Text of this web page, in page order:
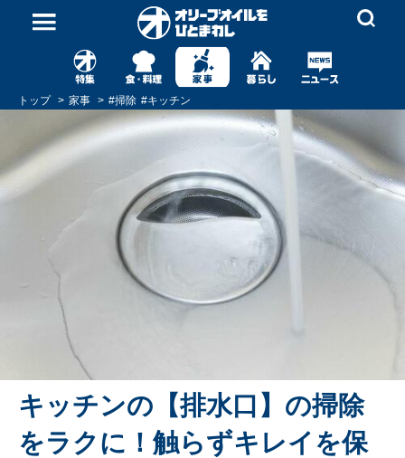
トップ 家事 #掃除 #キッチン
キッチンの【排水口】の掃除
をラクに！触らずキレイを保